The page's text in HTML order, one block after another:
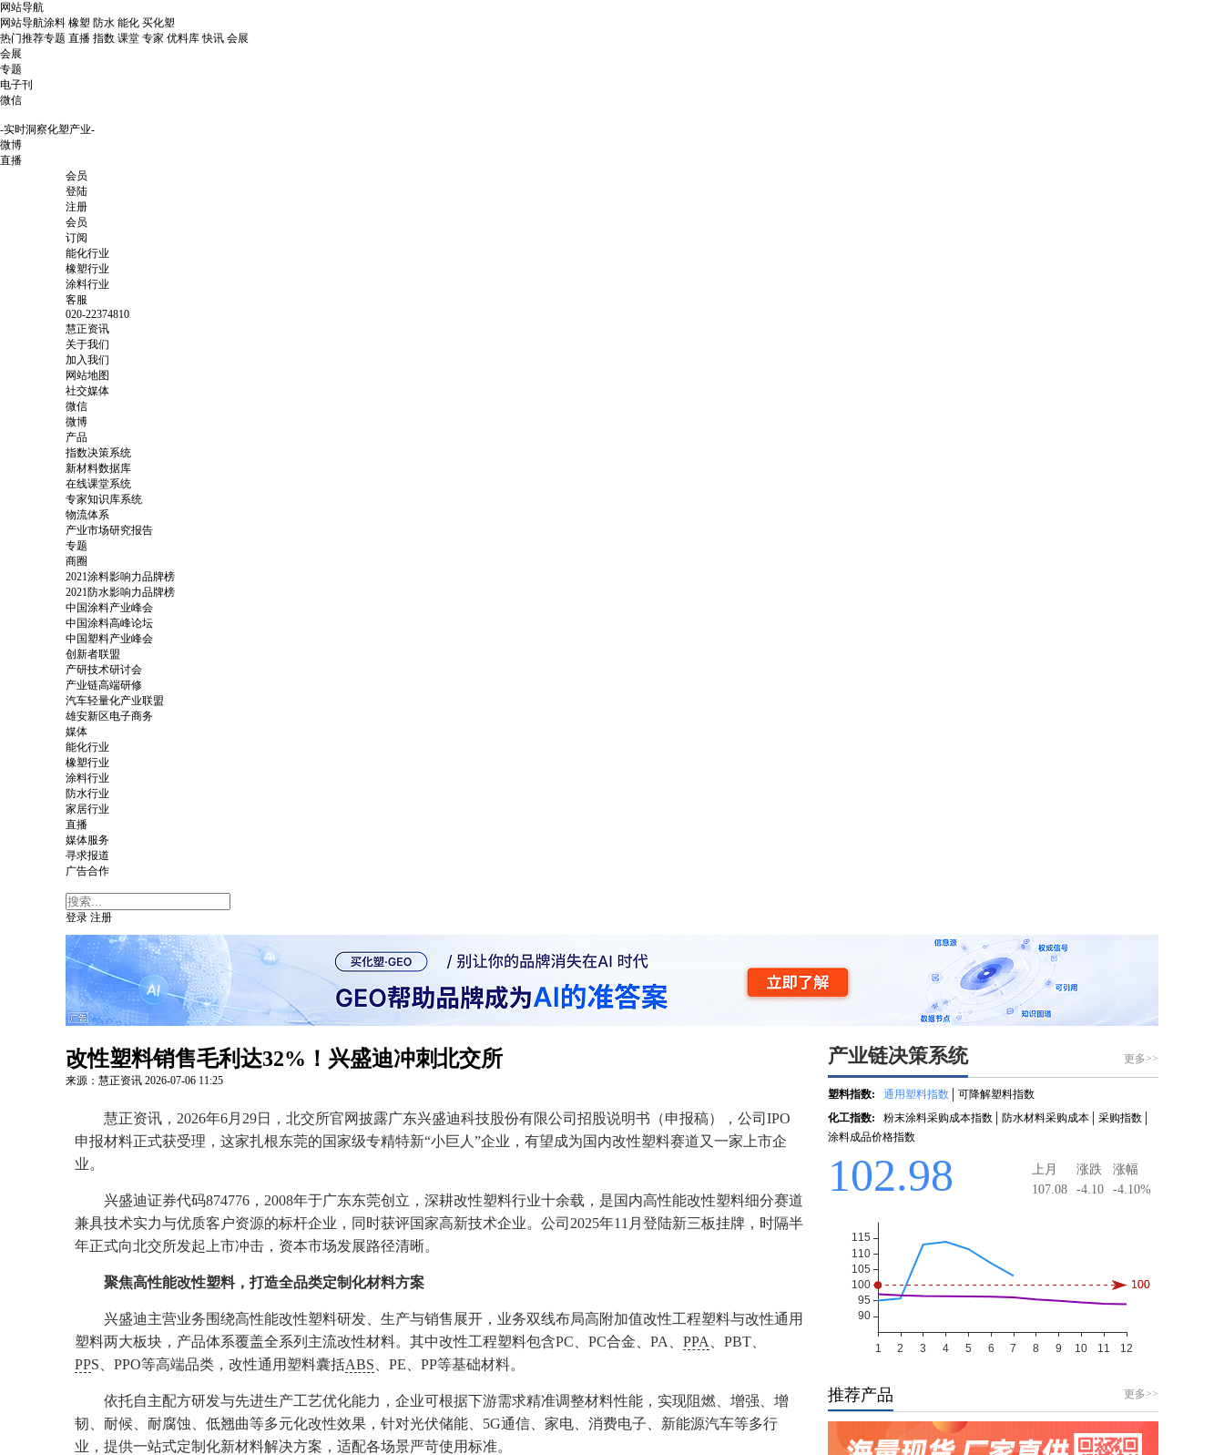
网站导航
网站导航涂料 橡塑 防水 能化 买化塑
热门推荐专题 直播 指数 课堂 专家 优料库 快讯 会展
会展
专题
电子刊
微信
-实时洞察化塑产业-
微博
直播
会员
登陆
注册
会员
订阅
能化行业
橡塑行业
涂料行业
客服
020-22374810
慧正资讯
关于我们
加入我们
网站地图
社交媒体
微信
微博
产品
指数决策系统
新材料数据库
在线课堂系统
专家知识库系统
物流体系
产业市场研究报告
专题
商圈
2021涂料影响力品牌榜
2021防水影响力品牌榜
中国涂料产业峰会
中国涂料高峰论坛
中国塑料产业峰会
创新者联盟
产研技术研讨会
产业链高端研修
汽车轻量化产业联盟
雄安新区电子商务
媒体
能化行业
橡塑行业
涂料行业
防水行业
家居行业
直播
媒体服务
寻求报道
广告合作
登录 注册
改性塑料销售毛利达32%！兴盛迪冲刺北交所
来源：慧正资讯 2026-07-06 11:25
慧正资讯，2026年6月29日，北交所官网披露广东兴盛迪科技股份有限公司招股说明书（申报稿），公司IPO
申报材料正式获受理，这家扎根东莞的国家级专精特新“小巨人”企业，有望成为国内改性塑料赛道又一家上市企
业。
兴盛迪证券代码874776，2008年于广东东莞创立，深耕改性塑料行业十余载，是国内高性能改性塑料细分赛道
兼具技术实力与优质客户资源的标杆企业，同时获评国家高新技术企业。公司2025年11月登陆新三板挂牌，时隔半
年正式向北交所发起上市冲击，资本市场发展路径清晰。
聚焦高性能改性塑料，打造全品类定制化材料方案
兴盛迪主营业务围绕高性能改性塑料研发、生产与销售展开，业务双线布局高附加值改性工程塑料与改性通用
塑料两大板块，产品体系覆盖全系列主流改性材料。其中改性工程塑料包含PC、PC合金、PA、 PPA
、PBT、
PPS、PPO等高端品类，改性通用塑料囊括ABS 、PE、PP等基础材料。
依托自主配方研发与先进生产工艺优化能力，企业可根据下游需求精准调整材料性能，实现阻燃、增强、增
韧、耐候、耐腐蚀、低翘曲等多元化改性效果，针对光伏储能、5G通信、家电、消费电子、新能源汽车等多行
业，提供一站式定制化新材料解决方案，适配各场景严苛使用标准。
推荐产品 更多>>